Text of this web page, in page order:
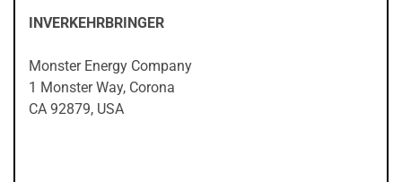
INVERKEHRBRINGER
Monster Energy Company
1 Monster Way, Corona
CA 92879, USA